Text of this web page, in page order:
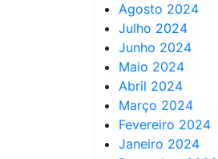
Agosto 2024
Julho 2024
Junho 2024
Maio 2024
Abril 2024
Março 2024
Fevereiro 2024
Janeiro 2024